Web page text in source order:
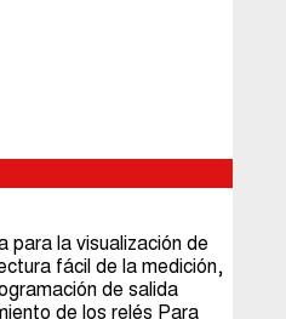
para la visualización de
fácil de la medición,
de salida
de los relés Para